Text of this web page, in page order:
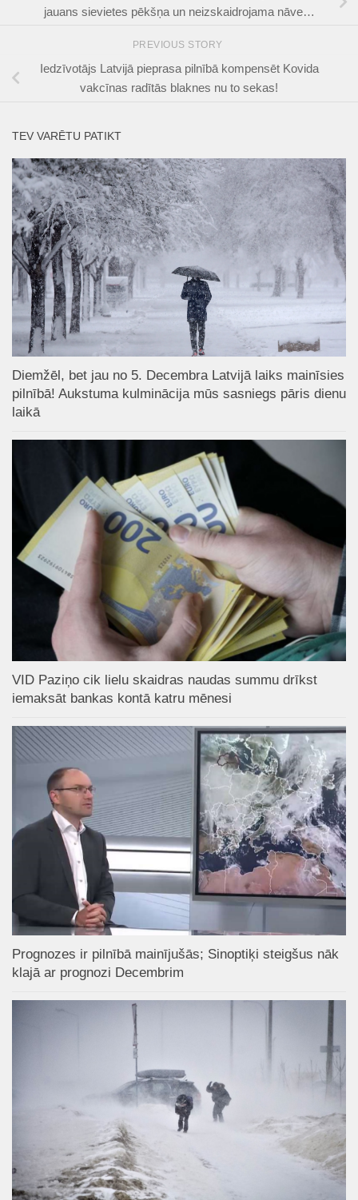
jauans sievietes pēkšņa un neizskaidrojama nāve…
PREVIOUS STORY
Iedzīvotājs Latvijā pieprasa pilnībā kompensēt Kovida
vakcīnas radītās blaknes nu to sekas!
TEV VARĒTU PATIKT
Diemžēl, bet jau no 5. Decembra Latvijā laiks mainīsies
pilnībā! Aukstuma kulminācija mūs sasniegs pāris dienu
laikā
VID Paziņo cik lielu skaidras naudas summu drīkst
iemaksāt bankas kontā katru mēnesi
Prognozes ir pilnībā mainījušās; Sinoptiķi steigšus nāk
klajā ar prognozi Decembrim